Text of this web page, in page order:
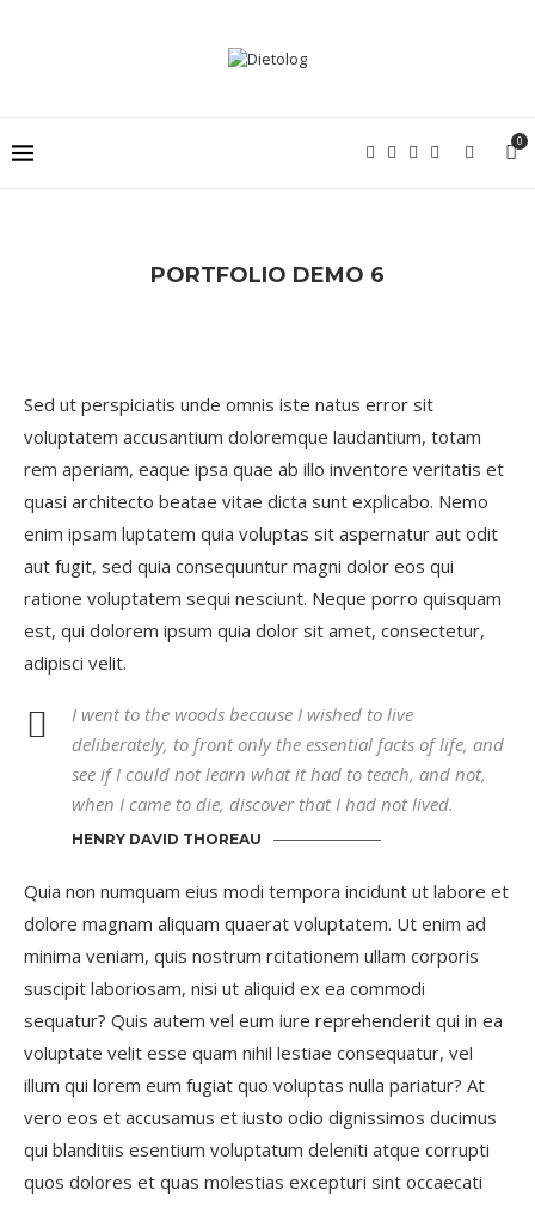
0
PORTFOLIO DEMO 6
Sed ut perspiciatis unde omnis iste natus error sit
voluptatem accusantium doloremque laudantium, totam
rem aperiam, eaque ipsa quae ab illo inventore veritatis et
quasi architecto beatae vitae dicta sunt explicabo. Nemo
enim ipsam luptatem quia voluptas sit aspernatur aut odit
aut fugit, sed quia consequuntur magni dolor eos qui
ratione voluptatem sequi nesciunt. Neque porro quisquam
est, qui dolorem ipsum quia dolor sit amet, consectetur,
adipisci velit.
I went to the woods because I wished to live
deliberately, to front only the essential facts of life, and
see if I could not learn what it had to teach, and not,
when I came to die, discover that I had not lived.
HENRY DAVID THOREAU
Quia non numquam eius modi tempora incidunt ut labore et
dolore magnam aliquam quaerat voluptatem. Ut enim ad
minima veniam, quis nostrum rcitationem ullam corporis
suscipit laboriosam, nisi ut aliquid ex ea commodi
sequatur? Quis autem vel eum iure reprehenderit qui in ea
voluptate velit esse quam nihil lestiae consequatur, vel
illum qui lorem eum fugiat quo voluptas nulla pariatur? At
vero eos et accusamus et iusto odio dignissimos ducimus
qui blanditiis esentium voluptatum deleniti atque corrupti
quos dolores et quas molestias excepturi sint occaecati